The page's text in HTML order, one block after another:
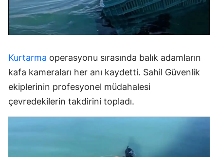
Kurtarma operasyonu sırasında balık adamların
kafa kameraları her anı kaydetti. Sahil Güvenlik
ekiplerinin profesyonel müdahalesi
çevredekilerin takdirini topladı.